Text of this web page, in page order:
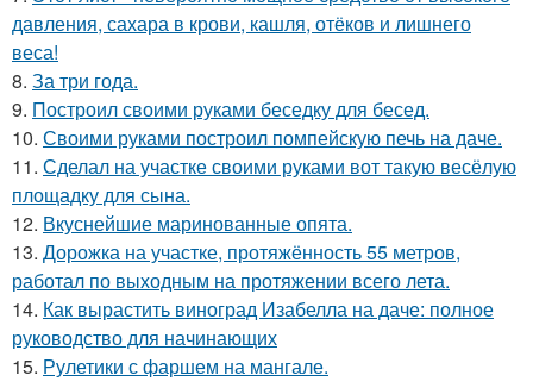
давления, сахара в крови, кашля, отёков и лишнего
веса!
8. За три года.
9. Построил своими руками беседку для бесед.
10. Своими руками построил помпейскую печь на даче.
11. Сделал на участке своими руками вот такую весёлую
площадку для сына.
12. Вкуснейшие маринованные опята.
13. Дорожка на участке, протяжённость 55 метров,
работал по выходным на протяжении всего лета.
14. Как вырастить виноград Изабелла на даче: полное
руководство для начинающих
15. Рулетики с фаршем на мангале.